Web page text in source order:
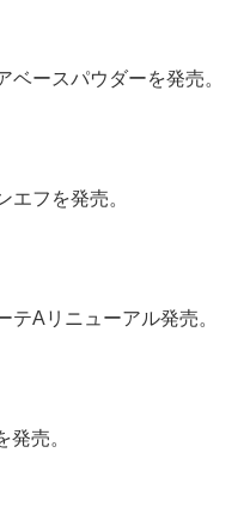
ベースパウダーを発売。
エフを発売。
テAリニューアル発売。
発売。